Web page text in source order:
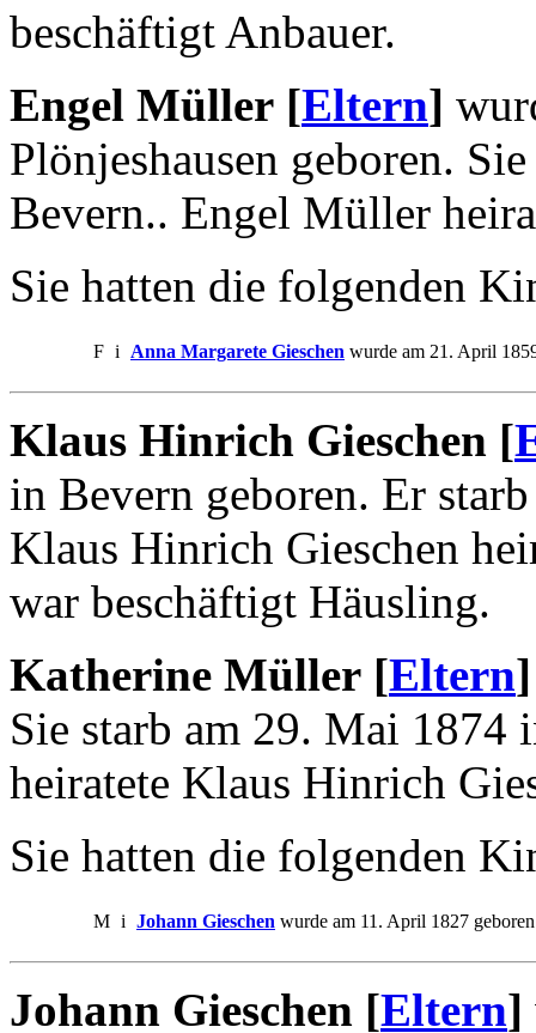
beschäftigt Anbauer.
Engel Müller [Eltern]
Plönjeshausen geboren.
Bevern.. Engel Müller
Sie hatten die folgenden
F i Anna Margarete Gieschen wurde am 21. April
Klaus Hinrich Gieschen [
in Bevern geboren. Er
Klaus Hinrich Gieschen
war beschäftigt Häusling.
Katherine Müller [Eltern]
Sie starb am 29. Mai
heiratete Klaus Hinrich
Sie hatten die folgenden
M i Johann Gieschen wurde am 11. April 1827
Johann Gieschen [Eltern]